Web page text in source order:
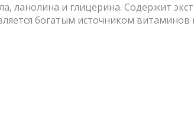
ланолина и глицерина. Содержит
богатым источником витаминов